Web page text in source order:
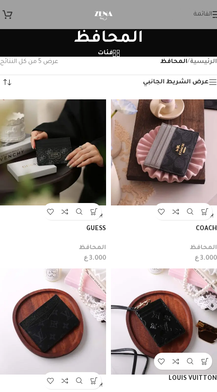
Skip to navigation
القائمة
المحافظ
فئات
الرئيسية/المحافظ عرض ⁦5⁩ من كل النتائج
عرض الشريط الجانبي
بيعت
COACH
المحافظ
3.000 ع
بيعت
GUESS
المحافظ
3.000 ع
LOUIS VUITTON
بيعت